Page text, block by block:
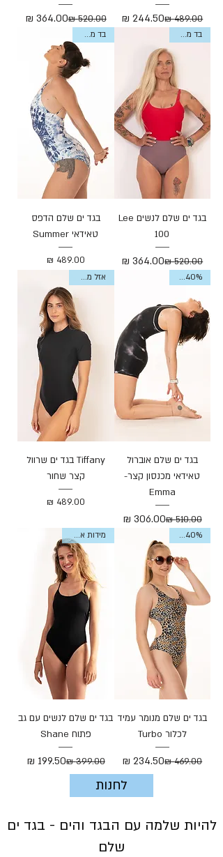
מחיר רגיל ‏489.00 ‏₪ מחיר מבצע‏244.50 ‏₪ מחיר רגיל ‏520.00 ‏₪ מחיר מבצע‏364.00 ‏₪
בד ממוחזר
בגד ים שלם לנשים Lee
100
מחיר רגיל ‏520.00 ‏₪ מחיר מבצע‏364.00 ‏₪
בד ממוחזר
בגד ים שלם הדפס
טאידאי Summer
מחיר
Sale 40%
בגד ים שלם אוברול
טאידאי מכנסון קצר-
Emma
מחיר רגיל ‏510.00 ‏₪ מחיר מבצע ‏306.00 ‏₪
אזל מהמלאי
Tiffany בגד ים שרוול
קצר שחור
מחיר
Sale 40%
בגד ים שלם מנומר עמיד
לכלור Turbo
מחיר רגיל ‏469.00 ‏₪ מחיר מבצע‏234.50 ‏₪
מידות אחרונות
בגד ים שלם לנשים עם גב
פתוח Shane
מחיר רגיל ‏399.00 ‏₪ מחיר מבצע‏199.50 ‏₪
לחנות
להיות שלמה עם הבגד והים - בגד ים
שלם